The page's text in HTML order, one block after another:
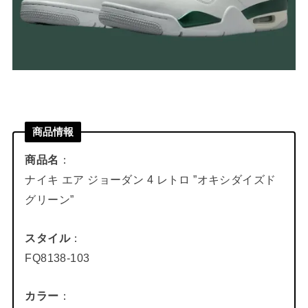
商品情報
商品名 ：
ナイキ エア ジョーダン 4 レトロ ”オキシダイズド
グリーン”
スタイル：
FQ8138-103
カラー ：